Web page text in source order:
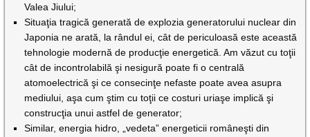
Valea Jiului;
Situaţia tragică generată de explozia generatorului nuclear din
Japonia ne arată, la rândul ei, cât de periculoasă este această
tehnologie modernă de producţie energetică. Am văzut cu toţii
cât de incontrolabilă şi nesigură poate fi o centrală
atomoelectrică şi ce consecinţe nefaste poate avea asupra
mediului, aşa cum ştim cu toţii ce costuri uriaşe implică şi
construcţia unui astfel de generator;
Similar, energia hidro, „vedeta” energeticii româneşti din